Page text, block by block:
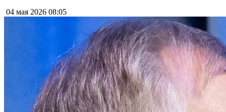
04 мая 2026 08:05